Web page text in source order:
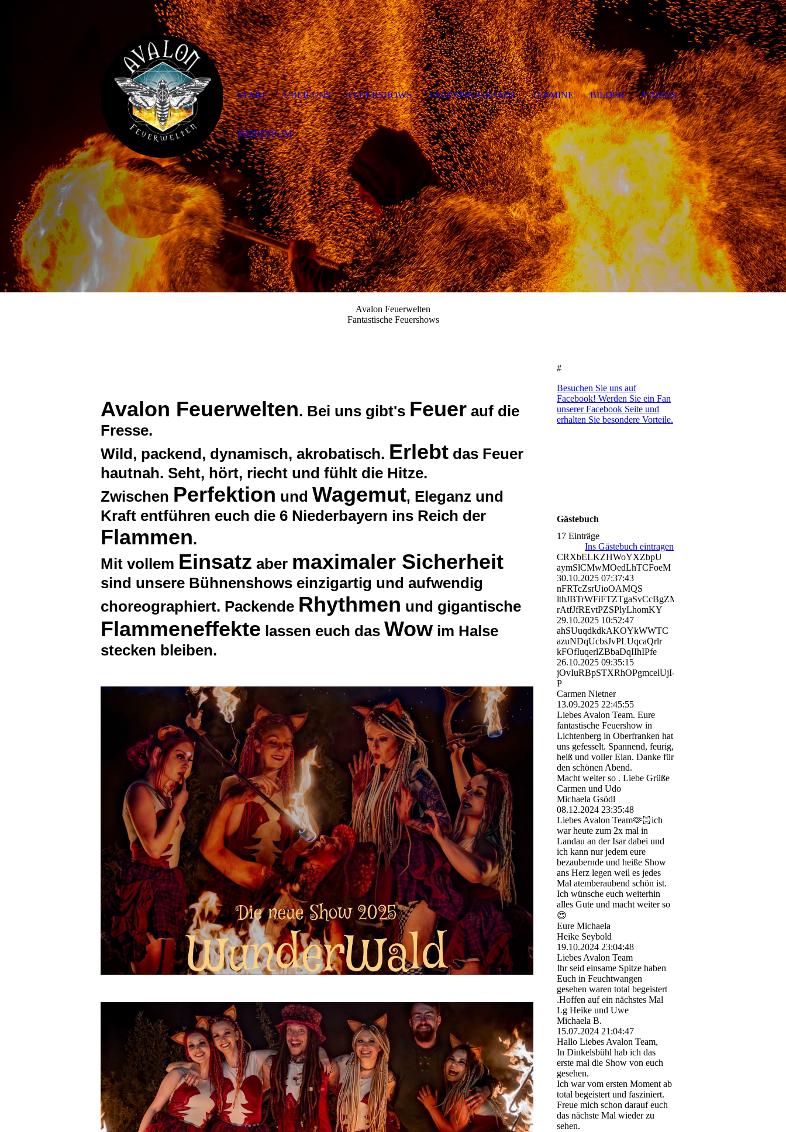
Avalon Feuerwelten
Fantastische Feuershows
Avalon Feuerwelten. Bei uns gibt's Feuer auf die
Fresse.
Wild, packend, dynamisch, akrobatisch. Erlebt das Feuer
hautnah. Seht, hört, riecht und fühlt die Hitze.
Zwischen Perfektion und Wagemut, Eleganz und
Kraft entführen euch die 6 Niederbayern ins Reich der
Flammen.
Mit vollem Einsatz aber maximaler Sicherheit
sind unsere Bühnenshows einzigartig und aufwendig
choreographiert. Packende Rhythmen und gigantische
Flammeneffekte lassen euch das Wow im Halse
stecken bleiben.
#
Besuchen Sie uns auf
Facebook! Werden Sie ein Fan
unserer Facebook Seite und
erhalten Sie besondere Vorteile.
Gästebuch
17 Einträge
Ins Gästebuch eintragen
CRXbELKZHWoYXZbpU
aymSlCMwMOedLhTCFoeM
30.10.2025 07:37:43
nFRTcZsrUioOAMQS
lthJBTrWFiFTZTgaSvCcBgZM
rAtfJfREvtPZSPlyLhomKY
29.10.2025 10:52:47
ahSUuqdkdkAKOYkWWTC
azuNDqUcbsJvPLUqcaQrlr
kFOfIuqerlZBbaDqIIhIPfe
26.10.2025 09:35:15
jOvIuRBpSTXRhOPgmcelUjI­
P
Carmen Nietner
13.09.2025 22:45:55
Liebes Avalon Team. Eure
fantastische Feuershow in
Lichtenberg in Oberfranken hat
uns gefesselt. Spannend, feurig,
heiß und voller Elan. Danke für
den schönen Abend.
Macht weiter so . Liebe Grüße
Carmen und Udo
Michaela Gsödl
08.12.2024 23:35:48
Liebes Avalon Team🫶🏻ich
war heute zum 2x mal in
Landau an der Isar dabei und
ich kann nur jedem eure
bezaubernde und heiße Show
ans Herz legen weil es jedes
Mal atemberaubend schön ist.
Ich wünsche euch weiterhin
alles Gute und macht weiter so
😍
Eure Michaela
Heike Seybold
19.10.2024 23:04:48
Liebes Avalon Team
Ihr seid einsame Spitze haben
Euch in Feuchtwangen
gesehen waren total begeistert
.Hoffen auf ein nächstes Mal
Lg Heike und Uwe
Michaela B.
15.07.2024 21:04:47
Hallo Liebes Avalon Team,
In Dinkelsbühl hab ich das
erste mal die Show von euch
gesehen.
Ich war vom ersten Moment ab
total begeistert und fasziniert.
Freue mich schon darauf euch
das nächste Mal wieder zu
sehen.
START ÜBER UNS FEUERSHOWS TAGESPROGRAMM TERMINE BILDER VIDEOS
IMPRESSUM